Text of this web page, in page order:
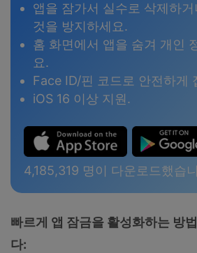
앱을 잠가서 실수로 삭제하
것을 방지하세요.
홈 화면에서 앱을 숨겨 개인
요.
Face ID/핀 코드로 안전하게
iOS 16 이상 지원.
4,185,319 명이 다운로드했습
빠르게 앱 잠금을 활성화하는 방
다: